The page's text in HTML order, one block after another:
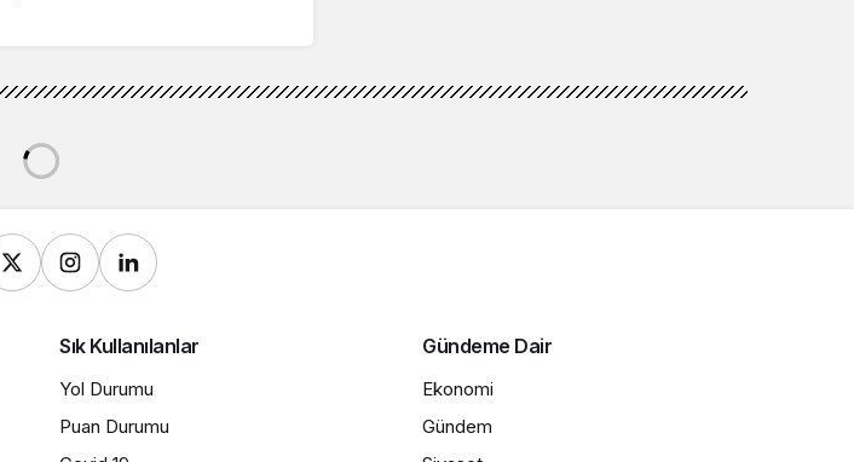
Sık Kullanılanlar
Yol Durumu
Puan Durumu
Gündeme Dair
Ekonomi
Gündem